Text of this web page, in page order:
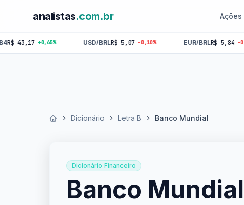
analistas.com.br Ações
+0,65% USD/BRLR$ 5,07 -0,10% EUR/BRLR$ 5,84 -0,18%
Início Dicionário Letra B Banco Mundial
Dicionário Financeiro
Banco Mundial